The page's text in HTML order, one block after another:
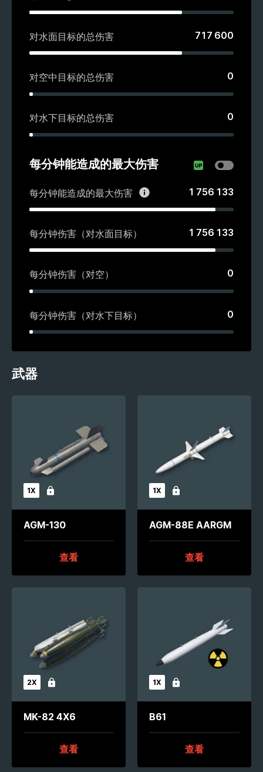
对水面目标的总伤害 717 600
对空中目标的总伤害 0
对水下目标的总伤害 0
每分钟能造成的最大伤害
每分钟能造成的最大伤害 1 756 133
每分钟伤害（对水面目标） 1 756 133
每分钟伤害（对空） 0
每分钟伤害（对水下目标） 0
武器
1X 未解锁
AGM-130
查看
1X 未解锁
AGM-88E AARGM
查看
2X 未解锁
MK-82 4X6
查看
1X 未解锁
B61
查看